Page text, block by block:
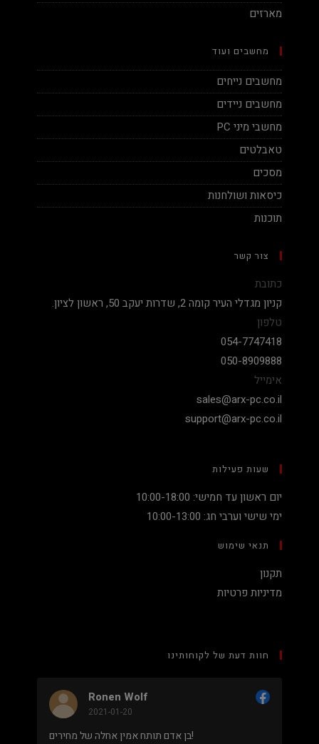
מארזים
מחשבים ועוד
מחשבים נייחים
מחשבים ניידים
מחשבי מיני PC
טאבלטים
מסכים
כיסאות ושולחנות
תוכנות
צור קשר
כתובת
קניון מגדלי העיר קומה 2, שדרות יעקב 50, ראשון לציון.
טלפון
054-7747418
050-8909888
אימייל
sales@arx-pc.co.il
support@arx-pc.co.il
שעות פעילות
יום ראשון עד חמישי: 10:00-18:00
ימי שישי וערבי חג: 10:00-13:00
תנאי שימוש
תקנון
מדיניות פרטיות
חוות דעת של לקוחותינו
בן אדם תותח אמין אחלה של מחירים!
Nadav Peket
מחיר נמוך והוגן למעבד 5900X בלי שצריך לקנות